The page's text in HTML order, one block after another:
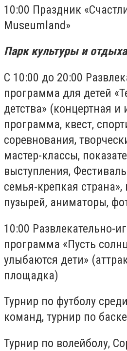
10:00 Праздник
Museumland»
Парк культуры и
С 10:00 до 20:00
программа для детей
детства» (концертная и
программа, квест,
соревнования,
мастер-классы,
выступления,
семья-крепкая
пузырей, аниматоры,
10:00 Развлекательно-
программа «Пусть
улыбаются дети»
площадка)
Турнир по футболу
команд, турнир по
Турнир по волейболу,